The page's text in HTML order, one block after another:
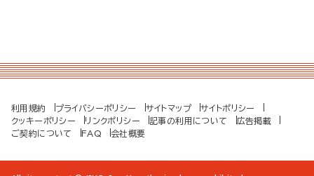
利用規約 プライバシーポリシー サイトマップ
サイトポリシー
クッキーポリシー
リンクポリシー 記事の利用について
広告掲載
ご契約について
FAQ 会社概要